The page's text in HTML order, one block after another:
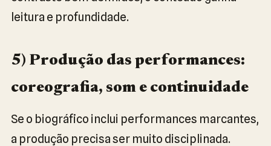
leitura e profundidade.
5) Produção das performances:
coreografia, som e continuidade
Se o biográfico inclui performances marcantes,
a produção precisa ser muito disciplinada.